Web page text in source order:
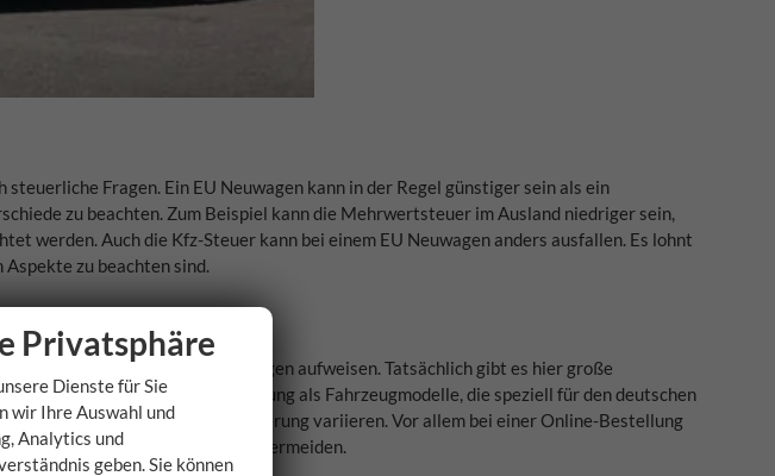
Fragen. Ein EU Neuwagen kann in der Regel günstiger sein als ein
zu beachten. Zum Beispiel kann die Mehrwertsteuer im Ausland niedriger sein,
werden. Auch die Kfz-Steuer kann bei einem EU Neuwagen anders ausfallen. Es lohnt
Aspekte zu beachten sind.
zu anderen Fahrzeugen aufweisen. Tatsächlich gibt es hier große
oft über eine andere Ausstattung als Fahrzeugmodelle, die speziell für den deutschen
des Interieurs oder die Motorisierung variieren. Vor allem bei einer Online-Bestellung
und Enttäuschungen zu vermeiden.
Privatsphäre
Dienste für Sie
wir Ihre Auswahl und
Analytics und
geben. Sie können